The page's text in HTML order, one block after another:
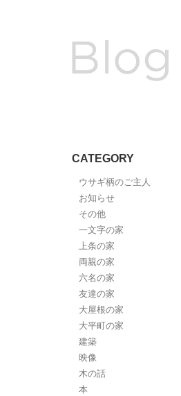
CATEGORY
ウサギ柄のご主人
お知らせ
その他
一文字の家
上条の家
両親の家
六名の家
友達の家
大屋根の家
大平町の家
建築
映像
木の話
本